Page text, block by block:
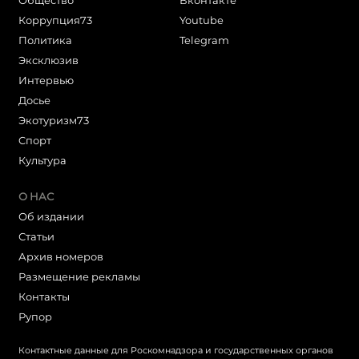
Коррупция73
Политика
Эксклюзив
Интервью
Досье
Экотуризм73
Cпорт
Культура
Youtube
Telegram
О НАС
Об издании
Статьи
Архив номеров
Размещение рекламы
Контакты
Рупор
Контактные данные для Роскомнадзора и государственных органов